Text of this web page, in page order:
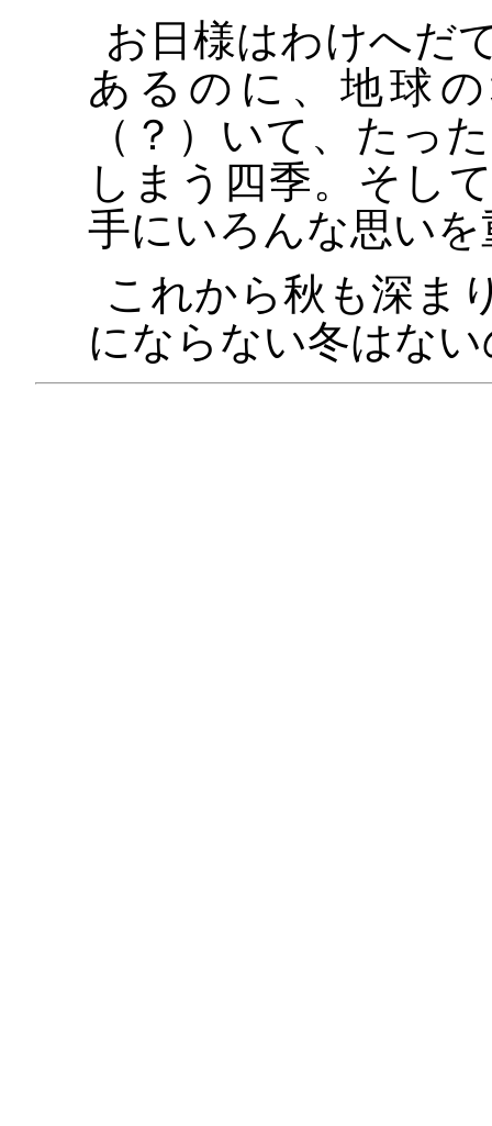
お日様はわけへだ
あるのに、地球
（？）いて、たっ
しまう四季。そし
手にいろんな思い
これから秋も深ま
にならない冬はな